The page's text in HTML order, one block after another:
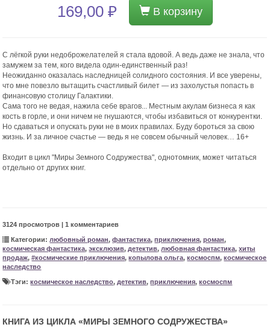
169,00 ₽ В корзину
С лёгкой руки недоброжелателей я стала вдовой. А ведь даже не знала, что
замужем за тем, кого видела один-единственный раз!
Неожиданно оказалась наследницей солидного состояния. И все уверены,
что мне повезло вытащить счастливый билет — из захолустья попасть в
финансовую столицу Галактики.
Сама того не ведая, нажила себе врагов... Местным акулам бизнеса я как
кость в горле, и они ничем не гнушаются, чтобы избавиться от конкурентки.
Но сдаваться и опускать руки не в моих правилах. Буду бороться за свою
жизнь. И за личное счастье — ведь я не совсем обычный человек… 16+
Входит в цикл "Миры Земного Содружества", однотомник, может читаться
отдельно от других книг.
3124 просмотров | 1 комментариев
Категории: любовный роман,фантастика,приключения,роман,
космическая фантастика,эксклюзив, детектив, любовная фантастика,хиты
продаж,#космические приключения,копылова ольга,космоспм,космическое
наследство
Тэги:космическое наследство, детектив,приключения,космоспм
КНИГА ИЗ ЦИКЛА «МИРЫ ЗЕМНОГО СОДРУЖЕСТВА»